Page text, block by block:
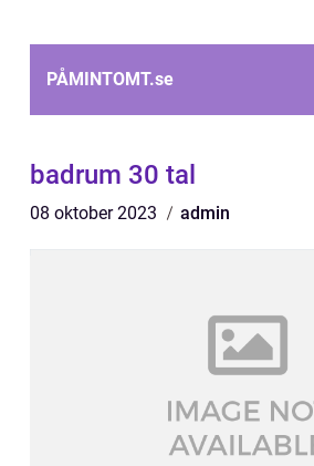
PÅMINTOMT.se
badrum 30 tal
08 oktober 2023 admin